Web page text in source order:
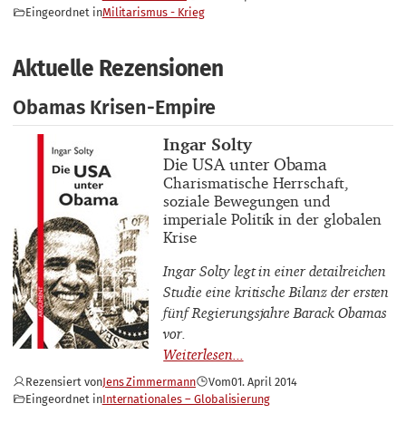
Eingeordnet inMilitarismus - Krieg
Aktuelle Rezensionen
Obamas Krisen-Empire
Buchautor_innen
Ingar Solty
Buchtitel
Die USA unter Obama
Buchuntertitel
Charismatische Herrschaft,
soziale Bewegungen und
imperiale Politik in der globalen
Krise
Ingar Solty legt in einer detailreichen
Studie eine kritische Bilanz der ersten
fünf Regierungsjahre Barack Obamas
vor.
Rezensiert vonJens Zimmermann Vom01. April 2014
Eingeordnet inInternationales – Globalisierung